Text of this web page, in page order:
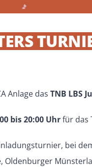
Anlage das TNB LBS
bis 20:00 Uhrfür das
bei
Oldenburger